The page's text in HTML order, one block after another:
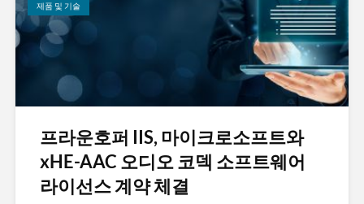
제품 및 기술
프라운호퍼 IIS, 마이크로소프트와
xHE-AAC 오디오 코덱 소프트웨어
라이선스 계약 체결